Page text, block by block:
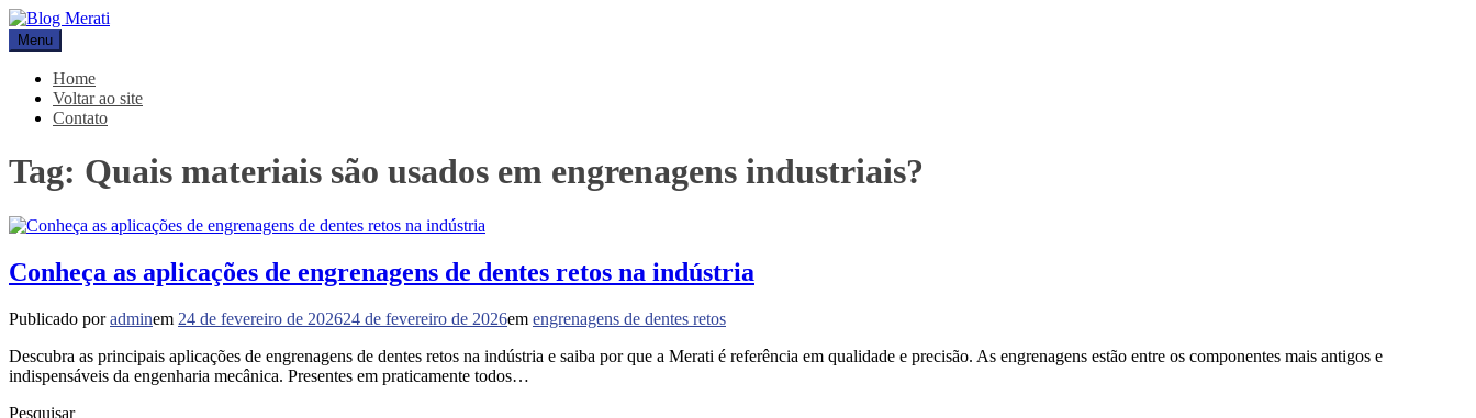
Pular
para
o
conteúdo
Blog Merati
Líder na fabricação de peças para Indústrias
Menu
Home
Voltar ao site
Contato
Tag: Quais materiais são usados em engrenagens industriais?
Conheça as aplicações de engrenagens de dentes retos na indústria
Publicado poradminem 24 de fevereiro de 202624 de fevereiro de 2026em engrenagens de dentes retos
Descubra as principais aplicações de engrenagens de dentes retos na indústria e saiba por que a Merati é referência em qualidade e precisão. As engrenagens estão entre os componentes mais antigos e
indispensáveis da engenharia mecânica. Presentes em praticamente todos…
Pesquisar